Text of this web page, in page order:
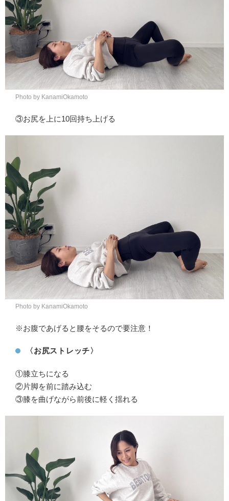
Photo by KanamiOkamoto
③お尻を上に10回持ち上げる
Photo by KanamiOkamoto
※お腹であげると腰をそるので要注意！
〈お尻ストレッチ〉
①膝立ちになる
②片脚を前に踏み込む
③膝を曲げながら前後に軽く揺れる